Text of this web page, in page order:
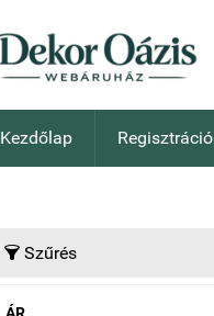
Kezdőlap Regisztráció
 Szűrés